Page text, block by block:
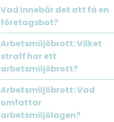
Vad innebär det att få en
företagsbot?
Arbetsmiljöbrott: Vilket
straff har ett
arbetsmiljöbrott?
Arbetsmiljöbrott: Vad
omfattar
arbetsmiljölagen?